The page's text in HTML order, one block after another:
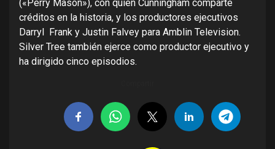
(«Perry Mason»), con quien Cunningham comparte
créditos en la historia, y los productores ejecutivos
Darryl Frank y Justin Falvey para Amblin Television.
Silver Tree también ejerce como productor ejecutivo y
ha dirigido cinco episodios.